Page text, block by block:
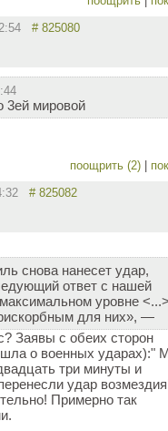
# 825080
3ей мировой
поощрить (2)
# 825082
снова нанесет удар,
ответ с нашей
уровне
для них», —
Заявы с обеих сторон
о военных ударах):"
три минуты и
удар
Примерно так